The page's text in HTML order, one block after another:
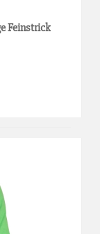
Feinstrick